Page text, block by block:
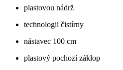
plastovou nádrž
technologii čistírny
nástavec 100 cm
plastový pochozí záklop